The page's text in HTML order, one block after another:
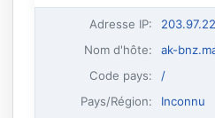
Adresse IP:
Nom d'hôte:
ak-
Code pays:
/
Pays/Région:
Inconnu